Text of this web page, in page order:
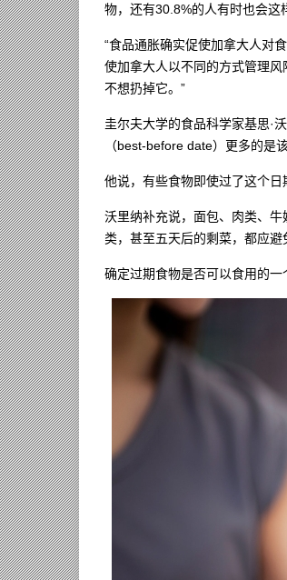
物，还有30.8%的人有时也会这
“食品通胀确实促使加拿大人对
使加拿大人以不同的方式管理
不想扔掉它。”
圭尔夫大学的食品科学家基思·
（best-before date）更多的是
他说，有些食物即使过了这个日
沃里纳补充说，面包、肉类、
类，甚至五天后的剩菜，都应
确定过期食物是否可以食用的一